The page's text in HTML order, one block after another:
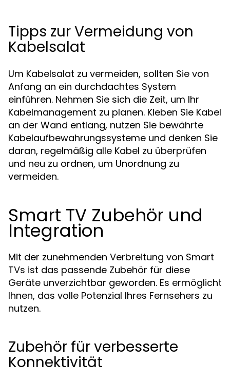
Tipps zur Vermeidung von
Kabelsalat
Um Kabelsalat zu vermeiden, sollten Sie von
Anfang an ein durchdachtes System
einführen. Nehmen Sie sich die Zeit, um Ihr
Kabelmanagement zu planen. Kleben Sie Kabel
an der Wand entlang, nutzen Sie bewährte
Kabelaufbewahrungssysteme und denken Sie
daran, regelmäßig alle Kabel zu überprüfen
und neu zu ordnen, um Unordnung zu
vermeiden.
Smart TV Zubehör und
Integration
Mit der zunehmenden Verbreitung von Smart
TVs ist das passende Zubehör für diese
Geräte unverzichtbar geworden. Es ermöglicht
Ihnen, das volle Potenzial Ihres Fernsehers zu
nutzen.
Zubehör für verbesserte
Konnektivität